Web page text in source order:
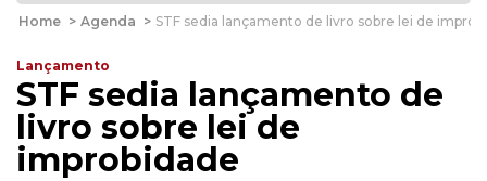
Home > Agenda > STF sedia lançamento de livro sobre lei de
Lançamento
STF sedia lançamento de
livro sobre lei de
improbidade